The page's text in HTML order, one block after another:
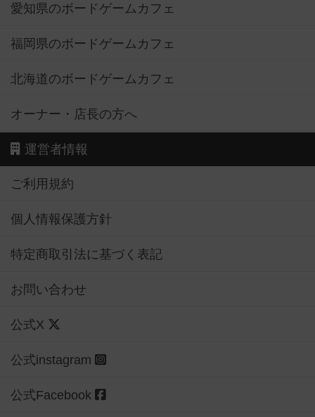
愛知県のボードゲームカフェ
福岡県のボードゲームカフェ
北海道のボードゲームカフェ
オーナー・店長の方へ
運営者情報
ご利用規約
個人情報保護方針
特定商取引法に基づく表記
お問い合わせ
公式X
公式instagram
公式Facebook